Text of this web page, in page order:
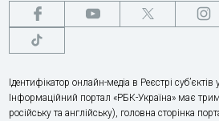
Ідентифікатор онлайн-медіа в Реєстрі
Інформаційний портал «РБК-Україна» має
російську та англійську), головна сторінка